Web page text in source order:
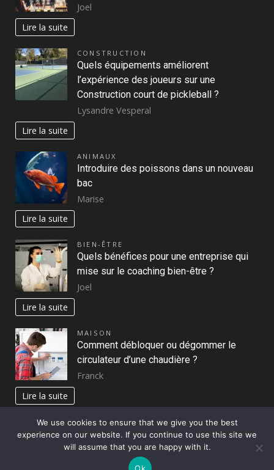
Joel
Lire la suite
CONSTRUCTION
Quels équipements améliorent
l’expérience des joueurs sur une
Construction court de pickleball ?
Lysandre Vesperal
Lire la suite
ANIMAUX
Introduire des poissons dans un nouveau
bac
Marise
Lire la suite
BIEN-ÊTRE
Quels bénéfices pour une entreprise qui
mise sur le coaching bien-être ?
Joel
Lire la suite
MAISON
Comment débloquer ou dégommer le
circulateur d’une chaudière ?
Franck
Lire la suite
Copyright © All rights reserved.|DarkNews
themes
We use cookies to ensure that we give you the best
experience on our website. If you continue to use this site we
will assume that you are happy with it.
Ok